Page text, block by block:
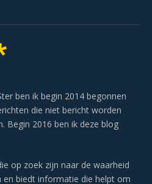
ben ik begin 2014 begonnen
die niet bericht worden
Begin 2016 ben ik deze blog
op zoek zijn naar de waarheid
en biedt informatie die helpt om